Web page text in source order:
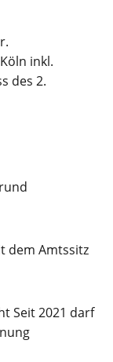
inkl.
des 2.
dem Amtssitz
Seit 2021 darf